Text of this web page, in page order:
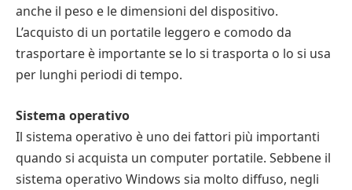
anche il peso e le dimensioni del dispositivo.
L’acquisto di un portatile leggero e comodo da
trasportare è importante se lo si trasporta o lo si usa
per lunghi periodi di tempo.
Sistema operativo
Il sistema operativo è uno dei fattori più importanti
quando si acquista un computer portatile. Sebbene il
sistema operativo Windows sia molto diffuso, negli